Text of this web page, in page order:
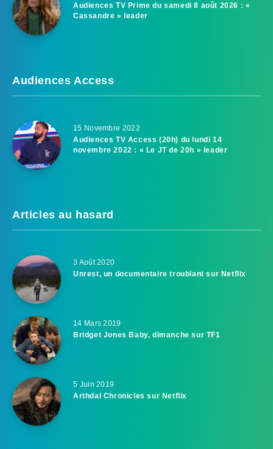
Audiences TV Prime du samedi 8 août 2026 : «
Cassandre » leader
Audiences Access
15 Novembre 2022
Audiences TV Access (20h) du lundi 14
novembre 2022 : « Le JT de 20h » leader
Articles au hasard
3 Août 2020
Unrest, un documentaire troublant sur Netflix
14 Mars 2019
Bridget Jones Baby, dimanche sur TF1
5 Juin 2019
Arthdal Chronicles sur Netflix